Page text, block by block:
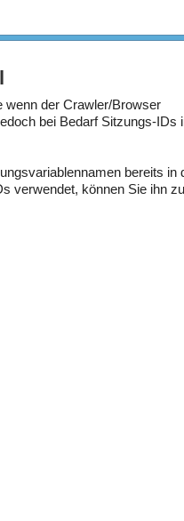
wenn der Crawler/Browser
bei Bedarf Sitzungs-IDs
bereits in
verwendet, können Sie ihn